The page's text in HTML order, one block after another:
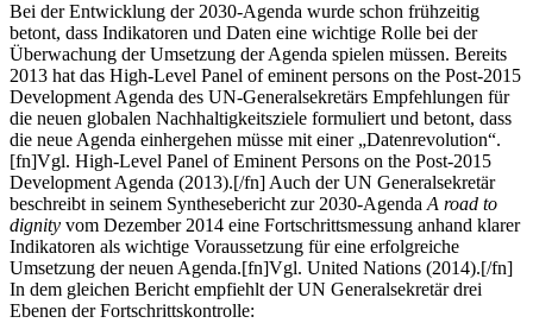
Bei der Entwicklung der 2030-Agenda wurde schon frühzeitig
betont, dass Indikatoren und Daten eine wichtige Rolle bei der
Überwachung der Umsetzung der Agenda spielen müssen. Bereits
2013 hat das High-Level Panel of eminent persons on the Post-2015
Development Agenda des UN-Generalsekretärs Empfehlungen für
die neuen globalen Nachhaltigkeitsziele formuliert und betont, dass
die neue Agenda einhergehen müsse mit einer „Datenrevolution“.
[fn]Vgl. High-Level Panel of Eminent Persons on the Post-2015
Development Agenda (2013).[/fn] Auch der UN Generalsekretär
beschreibt in seinem Synthesebericht zur 2030-Agenda A road to
dignity vom Dezember 2014 eine Fortschrittsmessung anhand klarer
Indikatoren als wichtige Voraussetzung für eine erfolgreiche
Umsetzung der neuen Agenda.[fn]Vgl. United Nations (2014).[/fn]
In dem gleichen Bericht empfiehlt der UN Generalsekretär drei
Ebenen der Fortschrittskontrolle: